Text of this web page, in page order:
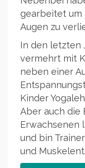
gearbeitet um
Augen zu
In den letzten
vermehrt mit
neben einer
Kinder
Aber auch die
Erwachsenen
und bin
und